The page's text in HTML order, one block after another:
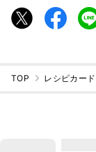
TOP レシピカード